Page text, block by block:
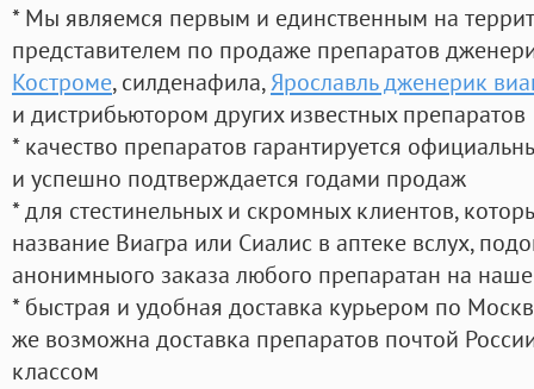
* Мы являемся первым и единственным на
представителем по продаже препаратов
Костроме, силденафила,Ярославль дженерик
и дистрибьютором других известных препаратов
* качество препаратов гарантируется
и успешно подтверждается годами продаж
* для стестинельных и скромных клиентов,
название Виагра или Сиалис в аптеке вслух,
анонимныого заказа любого препаратан на
* быстрая и удобная доставка курьером по
же возможна доставка препаратов почтой
классом